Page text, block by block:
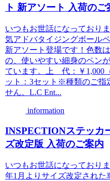
ト 新アソート 入荷のご
いつもお世話になっており
気アドバタイジングボール
新アソート登場です！色数
の、使いやすい細身のペン
ています。上 代：￥1,000
ット：3セット※種類のご指
せん。L.C Ent...
information
INSPECTIONステッカ
ズ改定版 入荷のご案内
いつもお世話になっており
年1月よりサイズ改定された